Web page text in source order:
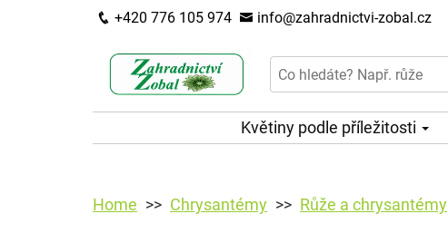
+420 776 105 974 info@zahradnictvi-zobal.cz
Květiny podle příležitosti
Home Chrysantémy Růže a chrysantémy